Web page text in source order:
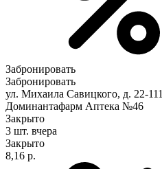
Забронировать
Забронировать
ул. Михаила Савицкого, д. 22-111
Доминантафарм Аптека №46
Закрыто
3 шт. вчера
Закрыто
8,16 р.